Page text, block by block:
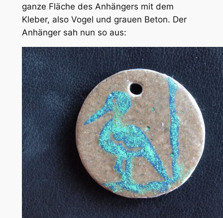
ganze Fläche des Anhängers mit dem
Kleber, also Vogel und grauen Beton. Der
Anhänger sah nun so aus: